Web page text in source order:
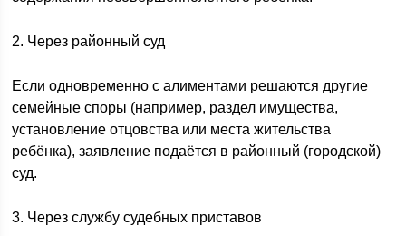
2. Через районный суд
Если одновременно с алиментами решаются другие
семейные споры (например, раздел имущества,
установление отцовства или места жительства
ребёнка), заявление подаётся в районный (городской)
суд.
3. Через службу судебных приставов